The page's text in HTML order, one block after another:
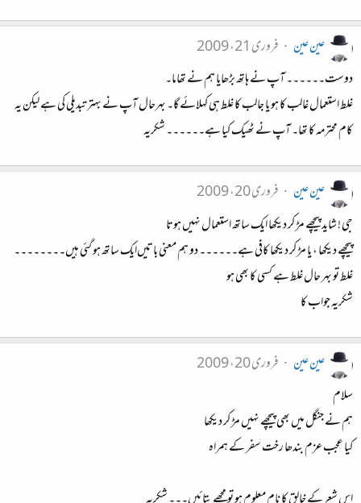
عین عین
فروری 21، 2009
دوست۔۔۔۔۔۔ آپ نے ہاتھ بڑھایا ہم نے تھاما۔
غلط استعمال غالب کا ہو یا جالب کا غلط ہی کہلائے گا۔ بہرحال آپ نے بہتر تبدیلی کی ہے لیکن یہ
کام محترمہ کا تھا۔ آپ نے ٹھیک کیا ہے۔۔۔۔۔۔ شکریہ
عین عین
فروری 20، 2009
جی ! شاید پیچھے مڑ کر دیکھا ایک ساتھ استعمال نہیں‌ ہوتا
پیچھے دیکھا ، یا مڑ کر دیکھا کافی ہے۔۔۔۔۔۔ دو ہم معنی باتیں‌ایک ساتھ ہو گئی ہیں۔۔۔۔۔۔۔۔
غلط تو بہر حال غلط ہے کسی کا بھی ہو
شکریہ جواب کا
عین عین
فروری 20، 2009
سلام
ہم نے جنگل میں بھی پیچھے نہیں مڑ کر دیکھا
کیا عجب عزم بندھا رخت سفر کے ہمراہ